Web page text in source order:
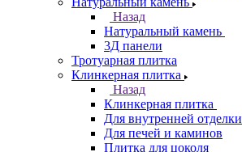
Назад
Натуральный камень
3Д панели
Тротуарная плитка
Клинкерная плитка
Назад
Клинкерная плитка
Для внутренней отделки
Для печей и каминов
Плитка для цоколя